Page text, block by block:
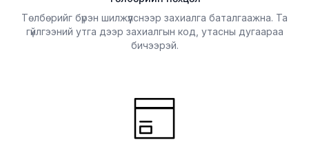
Төлбөрийг бүрэн шилжүүлснээр захиалга баталгаажна. Та
гүйлгээний утга дээр захиалгын код, утасны дугаараа
бичээрэй.